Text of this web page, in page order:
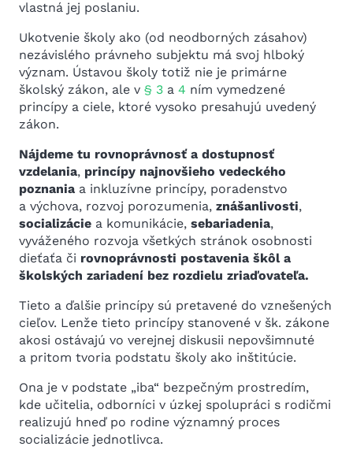
vlastná jej poslaniu.
Ukotvenie školy ako (od neodborných zásahov)
nezávislého právneho subjektu má svoj hlboký
význam. Ústavou školy totiž nie je primárne
školský zákon, ale v § 3 a 4 ním vymedzené
princípy a ciele, ktoré vysoko presahujú uvedený
zákon.
Nájdeme tu rovnoprávnosť a dostupnosť
vzdelania, princípy najnovšieho vedeckého
poznania a inkluzívne princípy, poradenstvo
a výchova, rozvoj porozumenia, znášanlivosti,
socializácie a komunikácie, sebariadenia,
vyváženého rozvoja všetkých stránok osobnosti
dieťaťa či rovnoprávnosti postavenia škôl a
školských zariadení bez rozdielu zriaďovateľa.
Tieto a ďalšie princípy sú pretavené do vznešených
cieľov. Lenže tieto princípy stanovené v šk. zákone
akosi ostávajú vo verejnej diskusii nepovšimnuté
a pritom tvoria podstatu školy ako inštitúcie.
Ona je v podstate „iba“ bezpečným prostredím,
kde učitelia, odborníci v úzkej spolupráci s rodičmi
realizujú hneď po rodine významný proces
socializácie jednotlivca.